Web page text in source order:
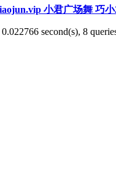
小君广场舞 巧
second(s), 8